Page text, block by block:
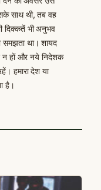
साथ थी, तब वह
दिक्कतें भी अनुभव
समझता था। शायद
न हों और नये निदेशक
हमारा देश या
है।